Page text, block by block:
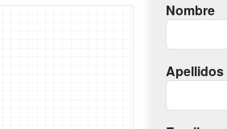
Nombre
Apellidos